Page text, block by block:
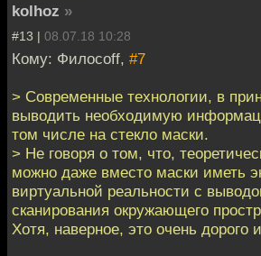
kolhoz »
#13 | 08.07.18 10:28
Кому: Филосоff, #7
> Современные технологии, в
выводить необходимую
том числе на стекло маски.
> Не говоря о том, что,
можно даже вместо маски иметь
виртуальной реальности с
сканирования окружающего
Хотя, наверное, это очень дорого